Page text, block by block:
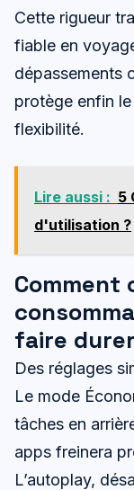
Cette rigueur
fiable en
dépassements
protège enfin le
flexibilité.
Lire aussi : 5
d'utilisation ?
Comment
faire
Des réglages
Le mode
tâches en
apps freinera
L’autoplay,